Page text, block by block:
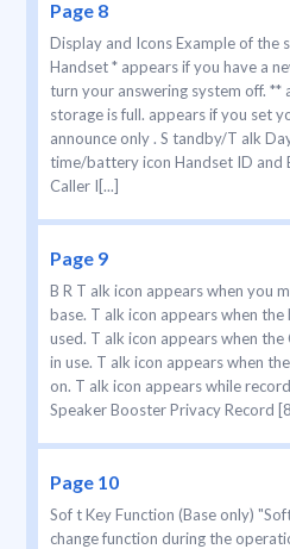
Page 8
Display and Icons Example of the
Handset * appears if you have a
turn your answering system off. **
storage is full. appears if you set
announce only . S tandby/T alk
time/battery icon Handset ID and
Caller I[...]
Page 9
B R T alk icon appears when you
base. T alk icon appears when
used. T alk icon appears when
in use. T alk icon appears when
on. T alk icon appears while
Speaker Booster Privacy Record
Page 10
Sof t Key Function (Base only)
change function during the